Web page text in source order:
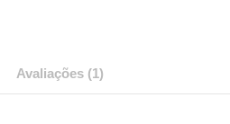
Avaliações (1)